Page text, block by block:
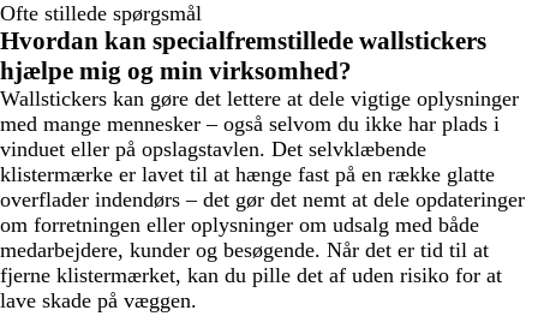
Ofte stillede spørgsmål
Hvordan kan specialfremstillede wallstickers
hjælpe mig og min virksomhed?
Wallstickers kan gøre det lettere at dele vigtige oplysninger
med mange mennesker – også selvom du ikke har plads i
vinduet eller på opslagstavlen. Det selvklæbende
klistermærke er lavet til at hænge fast på en række glatte
overflader indendørs – det gør det nemt at dele opdateringer
om forretningen eller oplysninger om udsalg med både
medarbejdere, kunder og besøgende. Når det er tid til at
fjerne klistermærket, kan du pille det af uden risiko for at
lave skade på væggen.